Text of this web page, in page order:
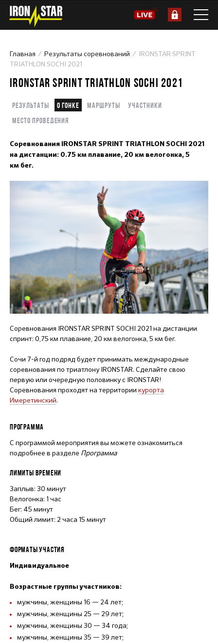
Главная Результаты соревнований
IRONSTAR SPRINT
TRIATHLON SOCHI 2021
IRONSTAR SPRINT TRIATHLON SOCHI 2021
Результаты О гонке Маршруты
Участники
Место проведения
Соревнования IRONSTAR SPRINT TRIATHLON SOCHI 2021
на дистанции: 0.75 км плавание, 20 км велогонка, 5
км бег.
Соревнования IRONSTAR SPRINT SOCHI 2021 на дистанции
спринт: 0,75 км плавание, 20 км велогонка, 5 км бег.
Сочи 7-й год подряд будет принимать международные
соревнования по триатлону IRONSTAR. Сделайте свою
первую или очередную половинку с IRONSTAR!
Соревнования проходят на территории курорта
Имеретинский.
ПРОГРАММА
С программой мероприятия вы можете ознакомиться
подробнее в разделе Программа
ЛИМИТЫ ВРЕМЕНИ
Заплыв: 30 минут
Велогонка: 1 час
Бег: 45 минут
Общий лимит: 2 часа 15 минут
ФОРМАТЫ УЧАСТИЯ
Индивидуальное
Возрастные группы участников:
мужчины, женщины 16 — 24 лет;
мужчины, женщины 25 — 29 лет;
мужчины, женщины 30 — 34 года;
мужчины, женщины 35 — 39 лет;